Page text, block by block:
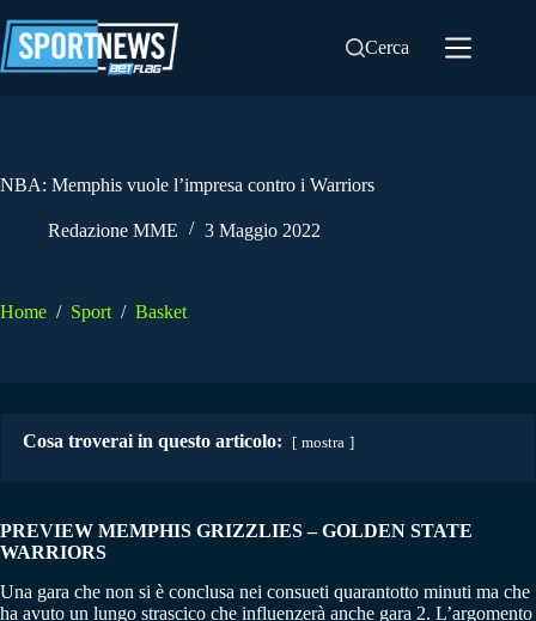
al
contenuto
Cerca
NBA: Memphis vuole l’impresa contro i Warriors
Redazione MME 3 Maggio 2022
Home / Sport / Basket
Cosa troverai in questo articolo: mostra
PREVIEW MEMPHIS GRIZZLIES – GOLDEN STATE
WARRIORS
Una gara che non si è conclusa nei consueti quarantotto minuti ma che
ha avuto un lungo strascico che influenzerà anche gara 2. L’argomento